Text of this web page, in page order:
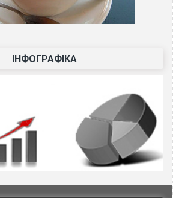
ІНФОГРАФІКА